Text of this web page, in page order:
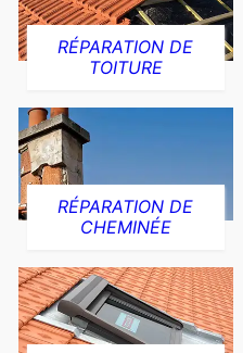
RÉPARATION DE
TOITURE
RÉPARATION DE
CHEMINÉE